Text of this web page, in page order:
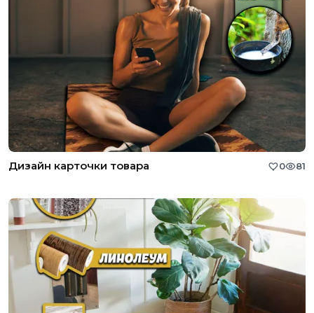
Дизайн карточки товара 0 81